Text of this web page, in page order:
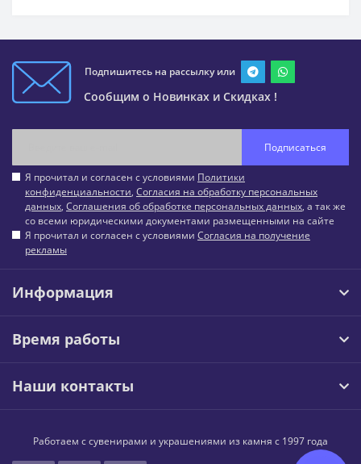
Подпишитесь на рассылку или
Сообщим о Новинках и Скидках !
Подписаться
Я прочитал и согласен с условиями Политики
конфиденциальности, Согласия на обработку персональных
данных, Соглашения об обработке персональных данных, а так же
со всеми юридическими документами размещенными на сайте
Я прочитал и согласен с условиями Согласия на получение
рекламы
Информация
Время работы
Наши контакты
Работаем с сувенирами и украшениями из камня с 1997 года